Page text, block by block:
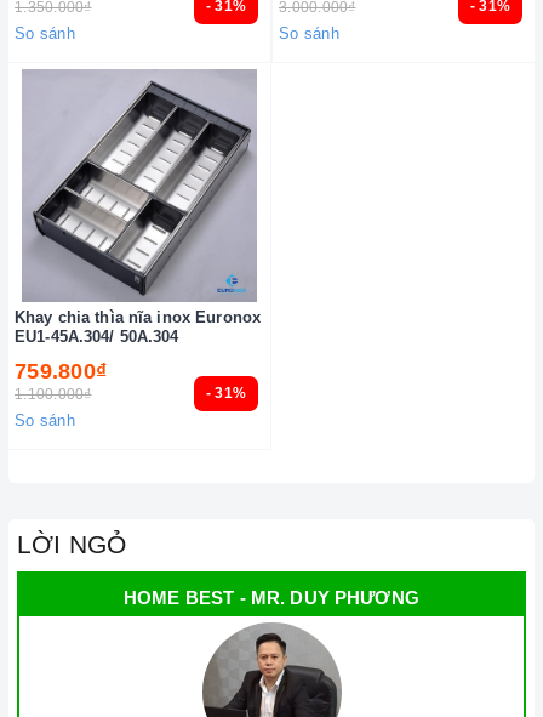
- 31%
1.350.000₫
So sánh
- 31%
3.000.000₫
So sánh
- 31%
Khay chia thìa nĩa inox Euronox
EU1-45A.304/ 50A.304
759.800₫
1.100.000₫
So sánh
LỜI NGỎ
HOME BEST - MR. DUY PHƯƠNG